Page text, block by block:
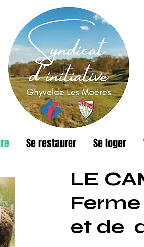
Se restaurer Se loger
LE
et de